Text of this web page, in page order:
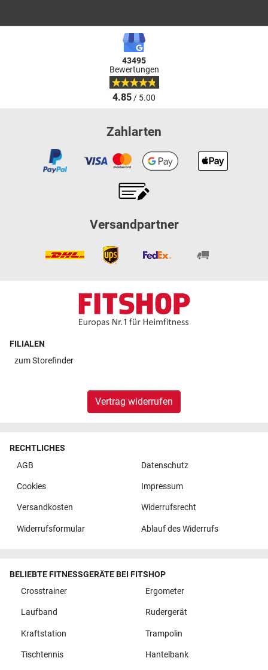
43495
Bewertungen
4.85/ 5.00
Zahlarten
Versandpartner
FILIALEN
zumStorefinder
Vertrag widerrufen
RECHTLICHES
AGB
Datenschutz
Cookies Impressum
Versandkosten Widerrufsrecht
Widerrufsformular Ablauf des Widerrufs
BELIEBTE FITNESSGERÄTE BEI FITSHOP
Crosstrainer
Ergometer
Laufband Rudergerät
Kraftstation Trampolin
Tischtennis Hantelbank